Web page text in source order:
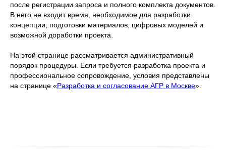
после регистрации запроса и полного комплекта документов.
В него не входит время, необходимое для разработки
концепции, подготовки материалов, цифровых моделей и
возможной доработки проекта.
На этой странице рассматривается административный
порядок процедуры. Если требуется разработка проекта и
профессиональное сопровождение, условия представлены
на странице «Разработка и согласование АГР в Москве».